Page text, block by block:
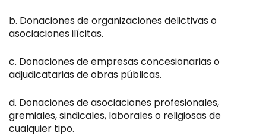
Donaciones de organizaciones delictivas o
asociaciones ilícitas.
Donaciones de empresas concesionarias o
adjudicatarias de obras públicas.
Donaciones de asociaciones profesionales,
gremiales, sindicales, laborales o religiosas de
cualquier tipo.